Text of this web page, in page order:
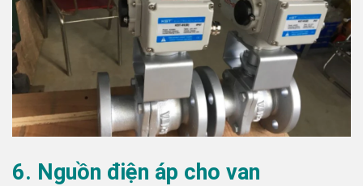
6. Nguồn điện áp cho van